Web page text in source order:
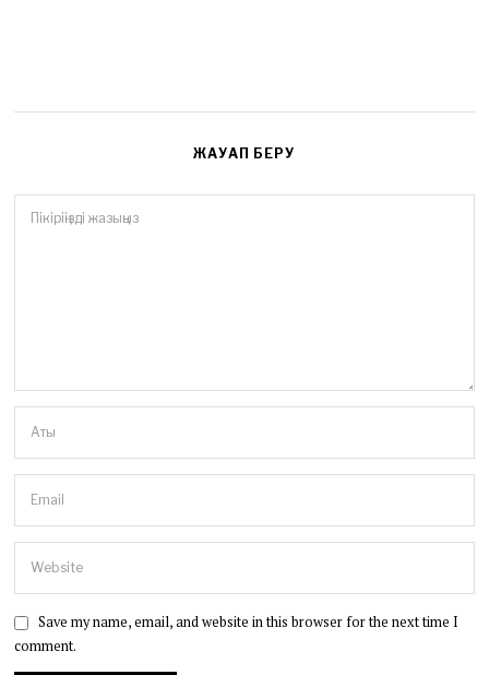
ЖАУАП БЕРУ
Save my name, email, and website in this browser for the next time I
comment.